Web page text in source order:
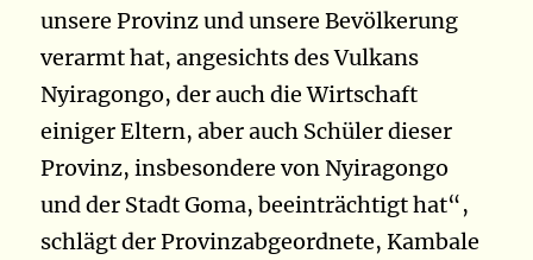
unsere Provinz und unsere Bevölkerung
verarmt hat, angesichts des Vulkans
Nyiragongo, der auch die Wirtschaft
einiger Eltern, aber auch Schüler dieser
Provinz, insbesondere von Nyiragongo
und der Stadt Goma, beeinträchtigt hat“,
schlägt der Provinzabgeordnete, Kambale